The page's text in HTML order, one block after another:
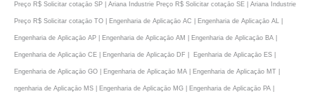
Preço R$ Solicitar cotaçāo SP | Ariana Industrie Preço R$ Solicitar cotaçāo SE | Ariana Industrie
Preço R$ Solicitar cotaçāo TO | Engenharia de Aplicaçāo AC | Engenharia de Aplicaçāo AL |
Engenharia de Aplicaçāo AP | Engenharia de Aplicaçāo AM | Engenharia de Aplicaçāo BA |
Engenharia de Aplicaçāo CE | Engenharia de Aplicaçāo DF | Egenharia de Aplicaçāo ES |
Engenharia de Aplicaçāo GO | Engenharia de Aplicaçāo MA | Engenharia de Aplicaçāo MT |
ngenharia de Aplicaçāo MS | Engenharia de Aplicaçāo MG | Engenharia de Aplicaçāo PA |